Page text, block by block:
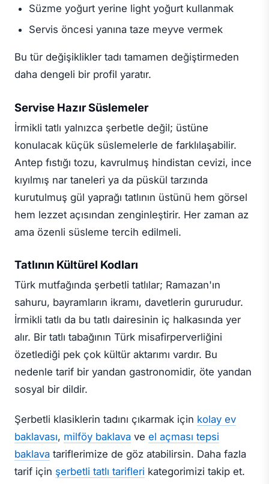
Süzme yoğurt yerine light yoğurt kullanmak
Servis öncesi yanına taze meyve vermek
Bu tür değişiklikler tadı tamamen değiştirmeden
daha dengeli bir profil yaratır.
Servise Hazır Süslemeler
İrmikli tatlı yalnızca şerbetle değil; üstüne
konulacak küçük süslemelerle de farklılaşabilir.
Antep fıstığı tozu, kavrulmuş hindistan cevizi, ince
kıyılmış nar taneleri ya da püskül tarzında
kurutulmuş gül yaprağı tatlının üstünü hem görsel
hem lezzet açısından zenginleştirir. Her zaman az
ama özenli süsleme tercih edilmeli.
Tatlının Kültürel Kodları
Türk mutfağında şerbetli tatlılar; Ramazan'ın
sahuru, bayramların ikramı, davetlerin gururudur.
İrmikli tatlı da bu tatlı dairesinin iç halkasında yer
alır. Bir tatlı tabağının Türk misafirperverliğini
özetlediği pek çok kültür aktarımı vardır. Bu
nedenle tarif bir yandan gastronomidir, öte yandan
sosyal bir dildir.
Şerbetli klasiklerin tadını çıkarmak için kolay ev
baklavası, milföy baklava ve el açması tepsi
baklava tariflerimize de göz atabilirsin. Daha fazla
tarif için şerbetli tatlı tarifleri kategorimizi takip et.